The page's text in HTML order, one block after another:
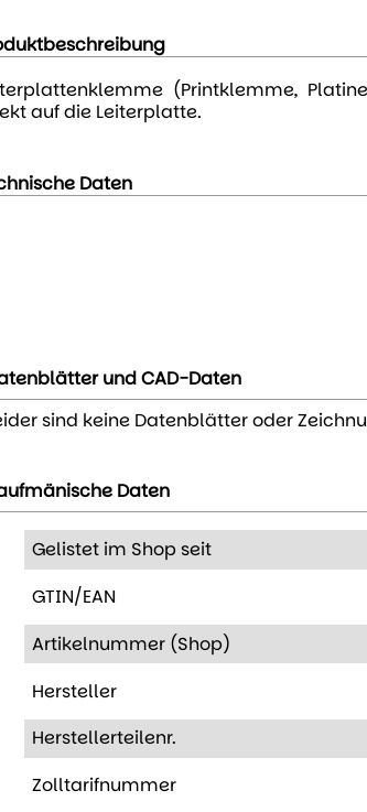
(Printklemme,
auf die Leiterplatte.
Daten
und CAD-Daten
sind keine Datenblätter oder
Daten
Gelistet im Shop seit
GTIN/EAN
Artikelnummer (Shop)
Hersteller
Herstellerteilenr.
Zolltarifnummer